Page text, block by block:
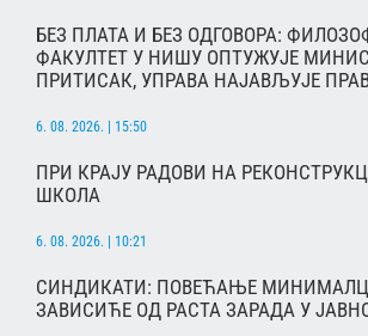
БЕЗ ПЛАТА И БЕЗ ОДГОВОРА:
ФАКУЛТЕТ У НИШУ ОПТУЖУЈЕ
ПРИТИСАК, УПРАВА НАЈАВЉУЈЕ
6. 08. 2026. | 15:50
ПРИ КРАЈУ РАДОВИ НА
ШКОЛА
6. 08. 2026. | 10:21
СИНДИКАТИ: ПОВЕЋАЊЕ
ЗАВИСИЋЕ ОД РАСТА ЗАРАДА У